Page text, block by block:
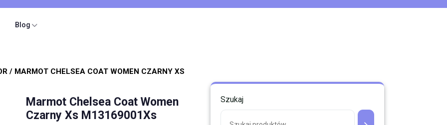
Blog
/ MARMOT CHELSEA COAT WOMEN CZARNY XS
Marmot Chelsea Coat Women
Czarny Xs M13169001Xs
Szukaj